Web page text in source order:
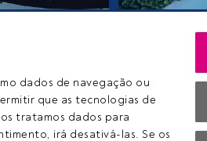
dados de navegação ou
que as tecnologias de
tratamos dados para
irá desativá-las. Se os
Cookies
Definições de cookies
Aviso legal